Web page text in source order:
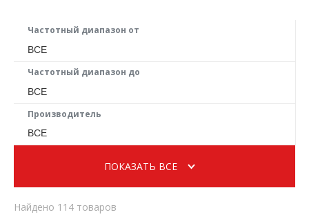
Частотный диапазон от
ВСЕ
Частотный диапазон до
ВСЕ
Производитель
ВСЕ
ПОКАЗАТЬ ВСЕ
Найдено 114 товаров